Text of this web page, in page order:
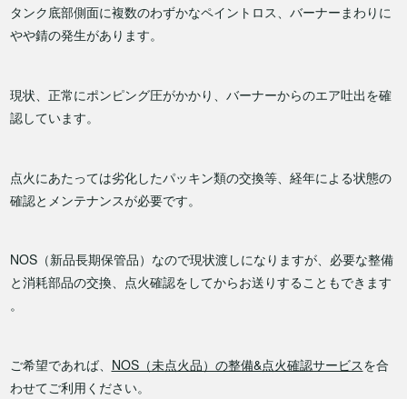
タンク底部側面に複数のわずかなペイントロス、バーナーまわりに
やや錆の発生があります。
現状、正常にポンピング圧がかかり、バーナーからのエア吐出を確
認しています。
点火にあたっては劣化したパッキン類の交換等、経年による状態の
確認とメンテナンスが必要です。
NOS（新品長期保管品）なので現状渡しになりますが、必要な整備
と消耗部品の交換、点火確認をしてからお送りすることもできます
。
ご希望であれば、 NOS（未点火品）の整備&点火確認サービスを合
わせてご利用ください。